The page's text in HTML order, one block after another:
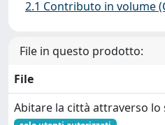
2.1 Contributo in volume
File in questo prodotto:
File
Abitare la città attraverso